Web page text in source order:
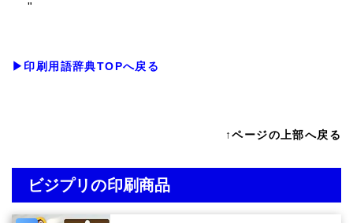
"
▶印刷用語辞典TOPへ戻る
↑ページの上部へ戻る
ビジプリの印刷商品